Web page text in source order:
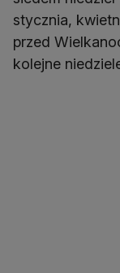
stycznia,
przed
kolejne